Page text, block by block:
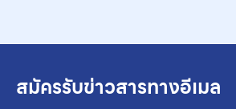
สมัครรับข่าวสารทางอีเมล